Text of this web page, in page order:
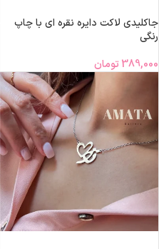
جاکلیدی لاکت دایره نقره ای با چاپ
رنگی
389,000 تومان